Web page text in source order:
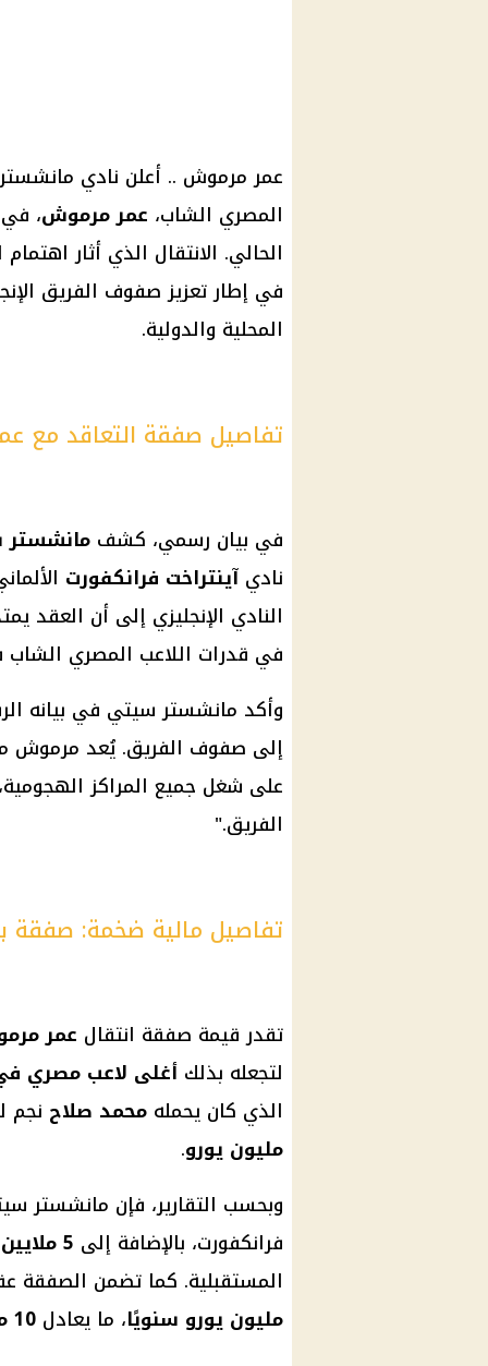
عمر مرموش .. أعلن نادي مانشستر
المصري الشاب، عمر مرموش،
الحالي. الانتقال الذي أثار
في إطار تعزيز صفوف الفريق
المحلية والدولية.
تفاصيل صفقة التعاقد مع
في بيان رسمي، كشف
نادي آينتراخت فرانكفورت
النادي الإنجليزي إلى أن العقد
في قدرات اللاعب المصري
وأكد مانشستر سيتي في بيانه
إلى صفوف الفريق. يُعد مرموش من
على شغل جميع المراكز
الفريق."
تفاصيل مالية ضخمة: صفقة بـ 80 مليون
تقدر قيمة صفقة انتقال عمر
لتجعله بذلك أغلى لاعب مصري في
الذي كان يحمله محمد صلاح نجم
مليون يورو.
وبحسب التقارير، فإن مانشستر
فرانكفورت، بالإضافة إلى 5 ملايين يورو
المستقبلية. كما تضمن الصفقة
مليون يورو سنويًا، ما يعادل 10 ملايين يورو صافية